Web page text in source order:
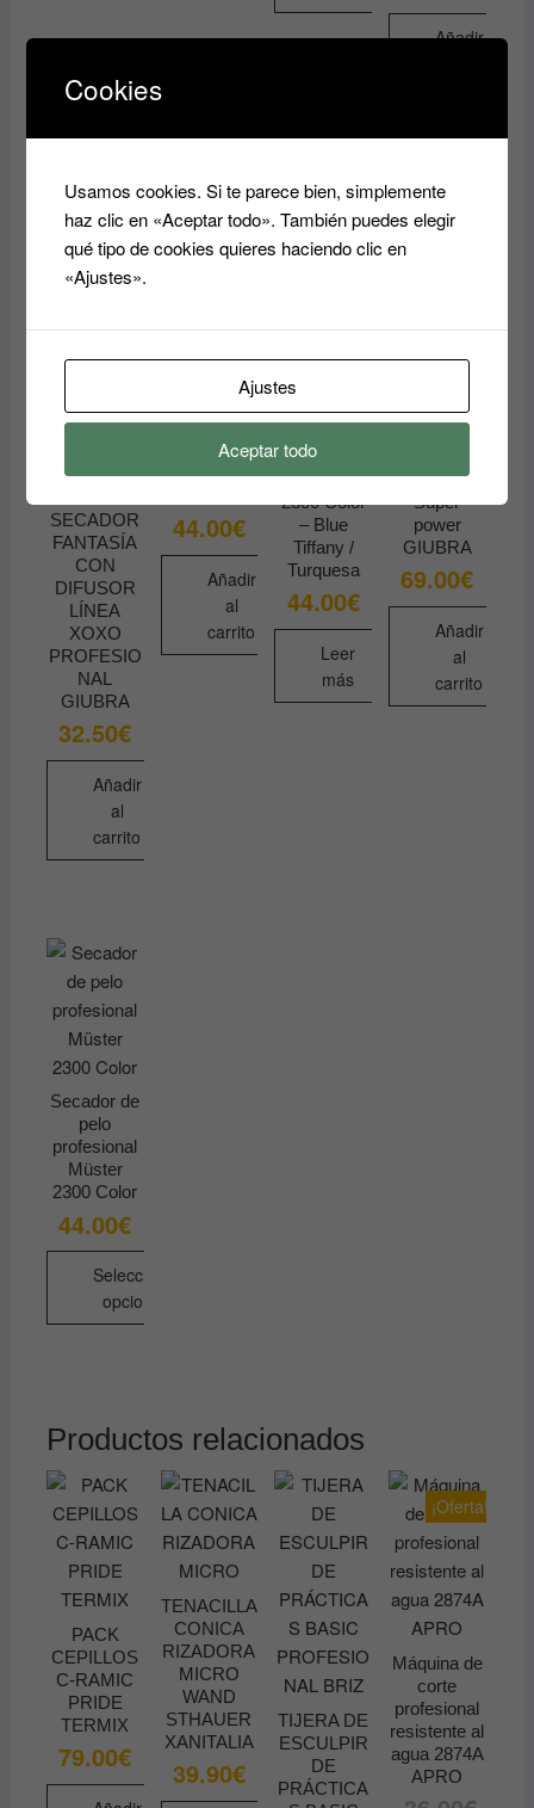
variantes.
opciones
se
pueden
página
producto
Añadir
SECADOR
FANTASÍA
CON
DIFUSOR
LÍNEA
XOXO
PROFESIO
NAL
GIUBRA
32.50€
Añadir
al
carrito
Secador de
profesional
Müster
2300 Color
44.00€
Añadir
al
carrito
Secador de
profesional
Müster
2300 Color
– Blue
Tiffany /
Turquesa
44.00€
Leer
más
Secador
Turmalina
Super
power
GIUBRA
69.00€
Añadir
al
carrito
Secador de
pelo
profesional
Müster
2300 Color
44.00€
Seleccionar
opciones
múltiples
variantes.
Las
opciones
se
pueden
elegir
en
la
página
de
producto
Productos relacionados
PACK
CEPILLOS
C-RAMIC
PRIDE
TERMIX
79.00€
TENACILLA
CONICA
RIZADORA
MICRO
WAND
STHAUER
XANITALIA
39.90€
TIJERA DE
ESCULPIR
DE
PRÁCTICA
¡Oferta!
Máquina de
corte
profesional
resistente al
agua 2874A
APRO
Cookies
Usamos cookies. Si te parece bien, simplemente
haz clic en «Aceptar todo». También puedes elegir
qué tipo de cookies quieres haciendo clic en
«Ajustes».
Ajustes
Aceptar todo